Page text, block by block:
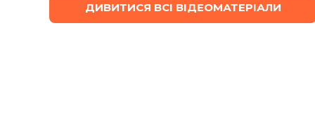
ДИВИТИСЯ ВСІ ВІДЕОМАТЕРІАЛИ